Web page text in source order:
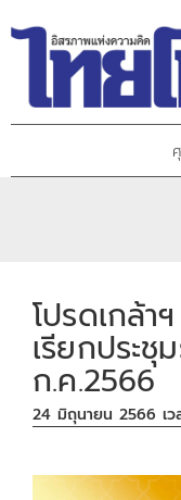
โปรดเกล้า
เรียกประ
ก.ค.2566
24 มิถุนายน 2566 เว